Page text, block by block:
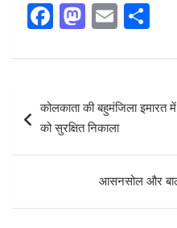
F
ce
o
o
M
st
o
d
E
ail ar
navigation
कोलकाता की बहुमंजिला इमारत
को सुरक्षित निकाला
आसनसोल और